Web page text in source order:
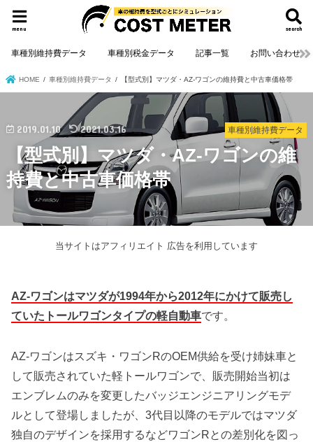
search
menu
車種別維持費データ 車種別税金データ 記事一覧 お問い合わせ
HOME 車種別維持費データ 【型式別】マツダ・AZ-ワゴンの維持費と中古車価格帯
車種別維持費データ
2019.01.10 2021.03.16
【型式別】マツダ・AZ-ワゴンの維
持費と中古車価格帯
当サイトはアフィリエイト 広告を利用しています
AZ-ワゴンはマツダが1994年から2012年にかけて販売し
ていたトールワゴンタイプの軽自動車です。
AZ-ワゴンはスズキ・ワゴンRのOEM供給を受け姉妹車と
して販売されていた軽トールワゴンで、販売開始当初は
エンブレムのみを変更したバッジエンジニアリングモデ
ルとして登場しましたが、3代目以降のモデルではマツダ
独自のデザインを採用するなどワゴンRとの差別化を図っ